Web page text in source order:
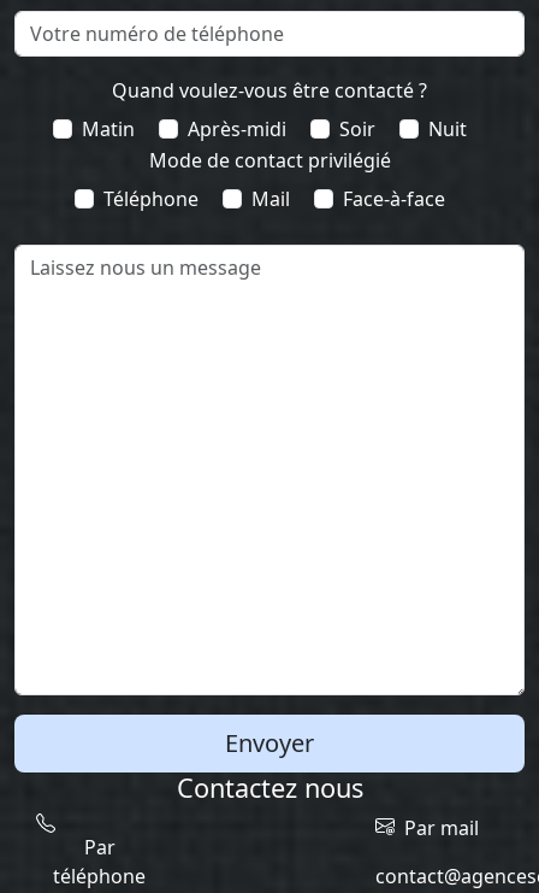
Quand voulez-vous être contacté ?
Matin
Après-midi Soir
Nuit
Mode de contact privilégié
Téléphone
Mail Face-à-face
Envoyer
Contactez nous
Par
téléphone
Par mail